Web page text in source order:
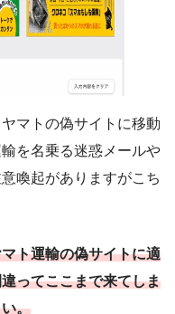
マトの偽サイトに移動
を名乗る迷惑メールや
喚起がありますがこち
ト運輸の偽サイトに適
ってここまで来てしま
。